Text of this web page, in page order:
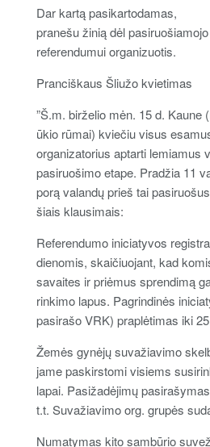
Dar kartą pasikartodamas,
pranešu žinią dėl
referendumui organizuotis.
Pranciškaus Šliužo kvietimas
”Š.m. birželio mėn. 15 d. Kaune
ūkio rūmai) kviečiu visus
organizatorius aptarti lemiamus
pasiruošimo etape. Pradžia 11
porą valandų prieš tai
šiais klausimais:
Referendumo iniciatyvos
dienomis, skaičiuojant, kad
savaites ir priėmus sprendimą
rinkimo lapus. Pagrindinės
pasirašo VRK) praplėtimas iki
Žemės gynėjų suvažiavimo
jame paskirstomi visiems
lapai. Pasižadėjimų
t.t. Suvažiavimo org. grupės
Numatymas kito sambūrio